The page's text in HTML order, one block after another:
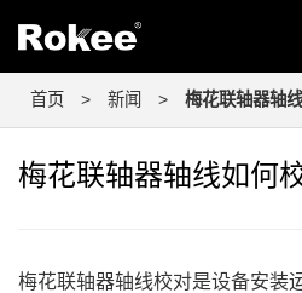
首页 > 新闻 > 梅花联轴器轴
梅花联轴器轴线如何
梅花联轴器轴线校对是设备安装